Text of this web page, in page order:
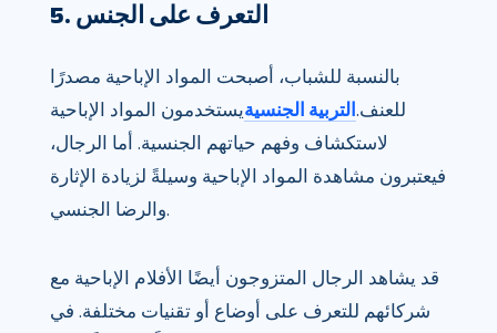
5. التعرف على الجنس
بالنسبة للشباب، أصبحت المواد الإباحية مصدرًا
للعنف. التربية الجنسيةيستخدمون المواد الإباحية
لاستكشاف وفهم حياتهم الجنسية. أما الرجال،
فيعتبرون مشاهدة المواد الإباحية وسيلةً لزيادة الإثارة
والرضا الجنسي.
قد يشاهد الرجال المتزوجون أيضًا الأفلام الإباحية مع
شركائهم للتعرف على أوضاع أو تقنيات مختلفة. في